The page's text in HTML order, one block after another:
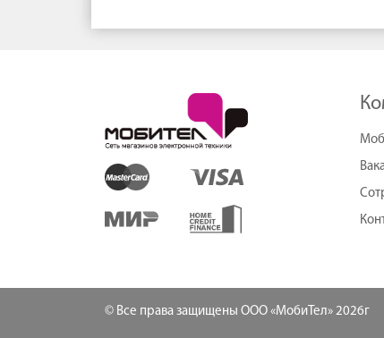
© Все права защищены ООО «МобиТел» 2026г